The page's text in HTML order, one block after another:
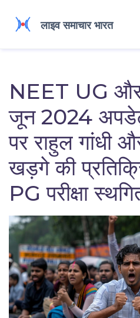
NEET UG
जून 2024
पर राहुल गांधी
खड़गे की
PG परीक्षा